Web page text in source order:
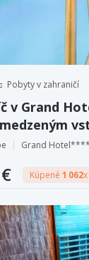
Pobyty v zahraničí
v Grand
Grand
Kúpené 1 062x